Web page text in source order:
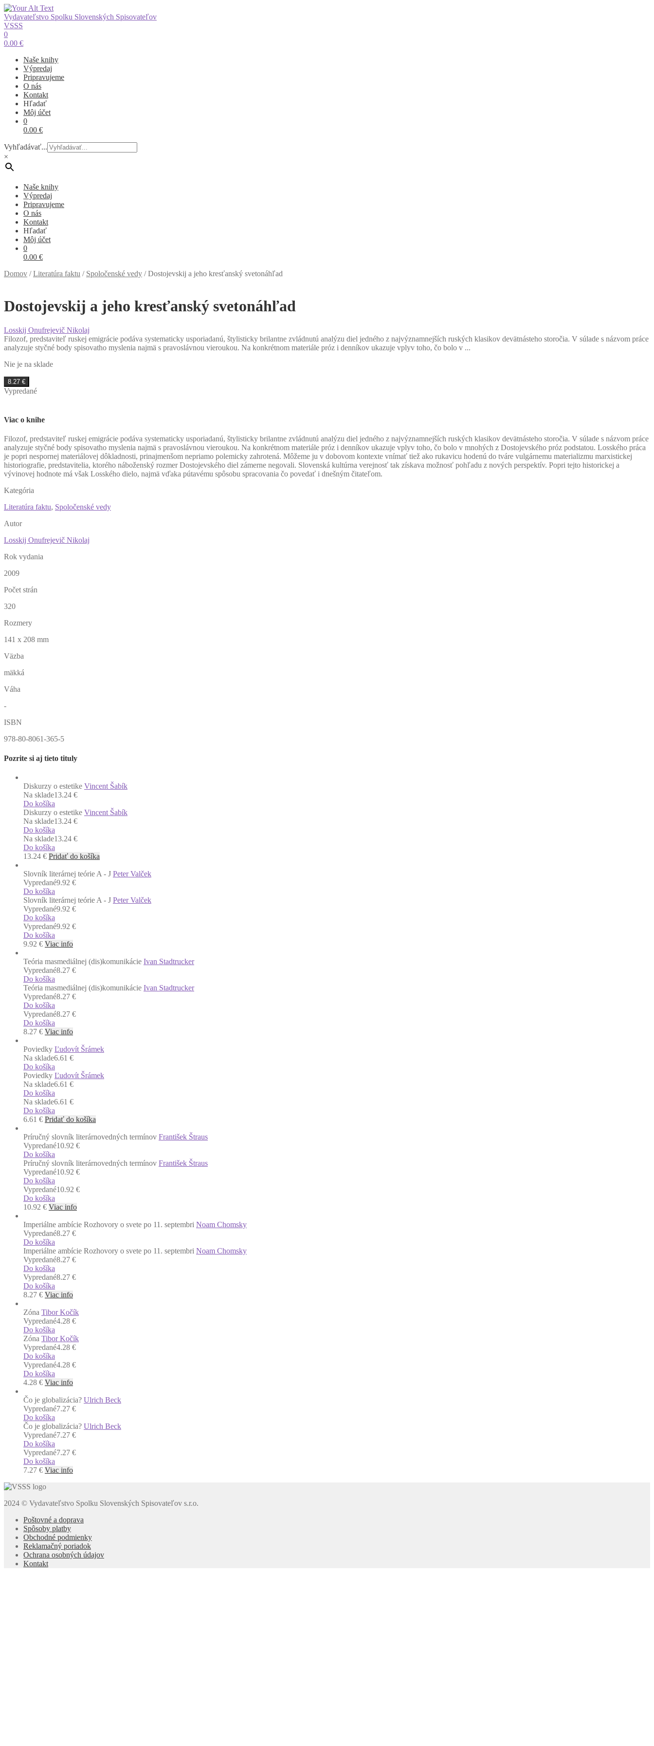
Vydavateľstvo Spolku Slovenských Spisovateľov
VSSS
0
0.00 €
Naše knihy
Výpredaj
Pripravujeme
O nás
Kontakt
Hľadať
Môj účet
0
0.00 €
Vyhľadávať...
×
Naše knihy
Výpredaj
Pripravujeme
O nás
Kontakt
Hľadať
Môj účet
0
0.00 €
Domov /Literatúra faktu / Spoločenské vedy /Dostojevskij a jeho kresťanský svetonáhľad
Dostojevskij a jeho kresťanský svetonáhľad
Losskij Onufrejevič Nikolaj
Filozof, predstaviteľ ruskej emigrácie podáva systematicky usporiadanú, štylisticky brilantne zvládnutú analýzu diel jedného z najvýznamnejších ruských klasikov devätnásteho storočia. V súlade s názvom práce
analyzuje styčné body spisovatho myslenia najmä s pravoslávnou vieroukou. Na konkrétnom materiále próz i denníkov ukazuje vplyv toho, čo bolo v ...
Nie je na sklade
8.27 €
Vypredané
Viac o knihe
Filozof, predstaviteľ ruskej emigrácie podáva systematicky usporiadanú, štylisticky brilantne zvládnutú analýzu diel jedného z najvýznamnejších ruských klasikov devätnásteho storočia. V súlade s názvom práce
analyzuje styčné body spisovatho myslenia najmä s pravoslávnou vieroukou. Na konkrétnom materiále próz i denníkov ukazuje vplyv toho, čo bolo v mnohých z Dostojevského próz podstatou. Losského práca
je popri nespornej materiálovej dôkladnosti, prinajmenšom nepriamo polemicky zahrotená. Môžeme ju v dobovom kontexte vnímať tiež ako rukavicu hodenú do tváre vulgárnemu materializmu marxistickej
historiografie, predstavitelia, ktorého náboženský rozmer Dostojevského diel zámerne negovali. Slovenská kultúrna verejnosť tak získava možnosť pohľadu z nových perspektív. Popri tejto historickej a
vývinovej hodnote má však Losského dielo, najmä vďaka pútavému spôsobu spracovania čo povedať i dnešným čitateľom.
Kategória
Literatúra faktu, Spoločenské vedy
Autor
Losskij Onufrejevič Nikolaj
Rok vydania
2009
Počet strán
320
Rozmery
141 x 208 mm
Väzba
mäkká
Váha
-
ISBN
978-80-8061-365-5
Pozrite si aj tieto tituly
Diskurzy o estetike Vincent Šabík
Na sklade13.24 €
Do košíka
Diskurzy o estetike Vincent Šabík
Na sklade13.24 €
Do košíka
Na sklade13.24 €
Do košíka
13.24 € Pridať do košíka
Slovník literárnej teórie A - J Peter Valček
Vypredané9.92 €
Do košíka
Slovník literárnej teórie A - J Peter Valček
Vypredané9.92 €
Do košíka
Vypredané9.92 €
Do košíka
9.92 € Viac info
Teória masmediálnej (dis)komunikácie Ivan Stadtrucker
Vypredané8.27 €
Do košíka
Teória masmediálnej (dis)komunikácie Ivan Stadtrucker
Vypredané8.27 €
Do košíka
Vypredané8.27 €
Do košíka
8.27 € Viac info
Poviedky Ľudovít Šrámek
Na sklade6.61 €
Do košíka
Poviedky Ľudovít Šrámek
Na sklade6.61 €
Do košíka
Na sklade6.61 €
Do košíka
6.61 € Pridať do košíka
Príručný slovník literárnovedných termínov František Štraus
Vypredané10.92 €
Do košíka
Príručný slovník literárnovedných termínov František Štraus
Vypredané10.92 €
Do košíka
Vypredané10.92 €
Do košíka
10.92 € Viac info
Imperiálne ambície Rozhovory o svete po 11. septembri Noam Chomsky
Vypredané8.27 €
Do košíka
Imperiálne ambície Rozhovory o svete po 11. septembri Noam Chomsky
Vypredané8.27 €
Do košíka
Vypredané8.27 €
Do košíka
8.27 € Viac info
Zóna Tibor Kočík
Vypredané4.28 €
Do košíka
Zóna Tibor Kočík
Vypredané4.28 €
Do košíka
Vypredané4.28 €
Do košíka
4.28 € Viac info
Čo je globalizácia? Ulrich Beck
Vypredané7.27 €
Do košíka
Čo je globalizácia? Ulrich Beck
Vypredané7.27 €
Do košíka
Vypredané7.27 €
Do košíka
7.27 € Viac info
2024 © Vydavateľstvo Spolku Slovenských Spisovateľov s.r.o.
Poštovné a doprava
Spôsoby platby
Obchodné podmienky
Reklamačný poriadok
Ochrana osobných údajov
Kontakt